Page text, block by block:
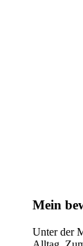
Mein
Unter der